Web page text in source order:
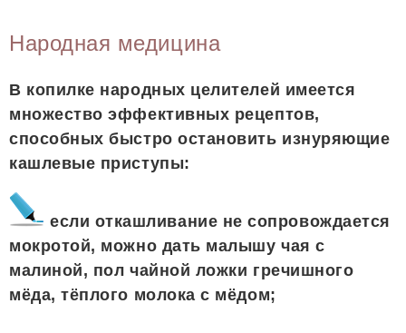
Народная медицина
В копилке народных целителей имеется
множество эффективных рецептов,
способных быстро остановить изнуряющие
кашлевые приступы:
если откашливание не сопровождается
мокротой, можно дать малышу чая с
малиной, пол чайной ложки гречишного
мёда, тёплого молока с мёдом;